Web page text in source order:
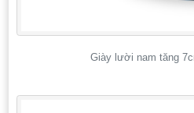
Giày lười nam tăng